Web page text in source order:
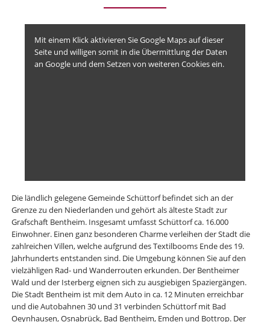
Mit einem Klick aktivieren Sie Google Maps auf dieser
Seite und willigen somit in die Übermittlung der Daten
an Google und dem Setzen von weiteren Cookies ein.
Die ländlich gelegene Gemeinde Schüttorf befindet sich an der
Grenze zu den Niederlanden und gehört als älteste Stadt zur
Grafschaft Bentheim. Insgesamt umfasst Schüttorf ca. 16.000
Einwohner. Einen ganz besonderen Charme verleihen der Stadt die
zahlreichen Villen, welche aufgrund des Textilbooms Ende des 19.
Jahrhunderts entstanden sind. Die Umgebung können Sie auf den
vielzähligen Rad- und Wanderrouten erkunden. Der Bentheimer
Wald und der Isterberg eignen sich zu ausgiebigen Spaziergängen.
Die Stadt Bentheim ist mit dem Auto in ca. 12 Minuten erreichbar
und die Autobahnen 30 und 31 verbinden Schüttorf mit Bad
Oeynhausen, Osnabrück, Bad Bentheim, Emden und Bottrop. Der